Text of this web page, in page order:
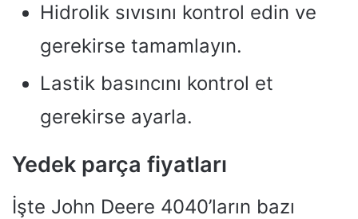
Hidrolik sıvısını kontrol edin ve
gerekirse tamamlayın.
Lastik basıncını kontrol et
gerekirse ayarla.
Yedek parça fiyatları
İşte John Deere 4040’ların bazı